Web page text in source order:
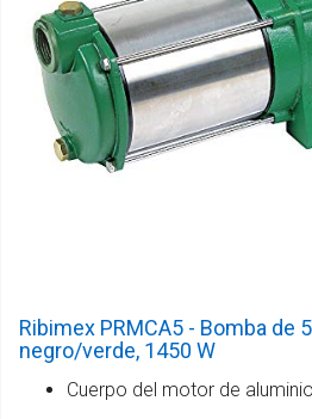
Ribimex PRMCA5 - Bomba de
negro/verde, 1450 W
Cuerpo del motor de